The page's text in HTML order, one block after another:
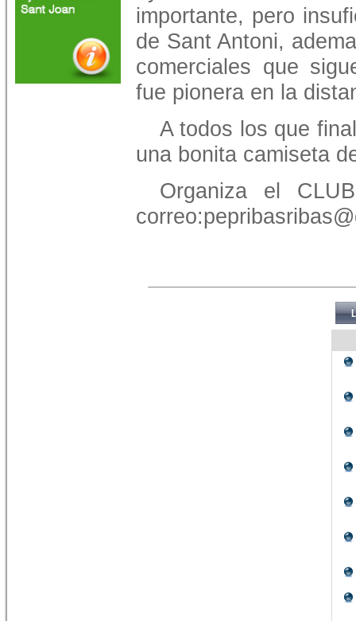
importante, pero
de Sant Antoni,
comerciales que
fue pionera en la
A todos los que
una bonita camiseta
Organiza el